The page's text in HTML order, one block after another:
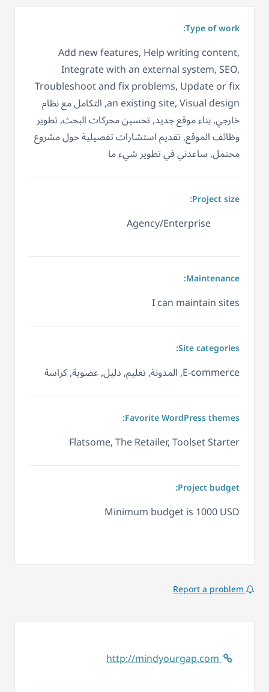
Type of work:
Add new features, Help writing content,
Integrate with an external system, SEO,
Troubleshoot and fix problems, Update or fix
an existing site, Visual design, التكامل مع نظام
خارجي, بناء موقع جديد, تحسين محركات البحث, تطوير
وظائف الموقع, تقديم استشارات تفصيلية حول مشروع
محتمل, ساعدني في تطوير شيء ما
Project size:
Agency/Enterprise
Maintenance:
I can maintain sites
Site categories:
E-commerce, المدونة, تعليم, دليل, عضوية, كراسة
Favorite WordPress themes:
Flatsome, The Retailer, Toolset Starter
Project budget:
Minimum budget is 1000 USD
Report a problem
http://mindyourgap.com